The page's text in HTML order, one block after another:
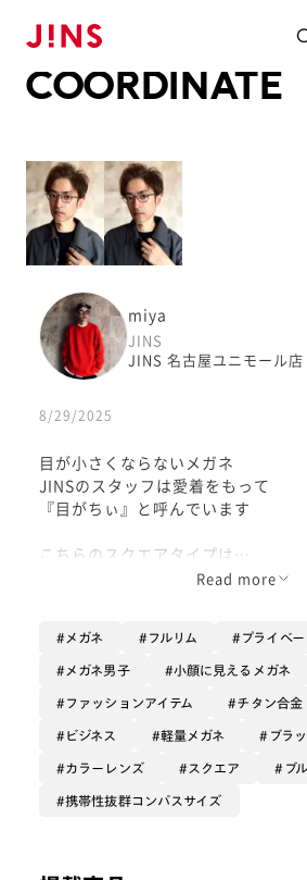
COORDINATE
miya
JINS
JINS 名古屋ユニモール店
8/29/2025
目が小さくならないメガネ
JINSのスタッフは愛着をもって
『目がちぃ』と呼んでいます
こちらのスクエアタイプは
軽くて丈夫なTitan素材を使用し
大人の落ち着いた雰囲気を演出して
フォーマルな場でも使いやすいワン
『大人の目がちぃ』です
Read more
メガネ フルリム プライベー
メガネ男子 小顔に見えるメガネ
ファッションアイテム チタン合金
ビジネス 軽量メガネ ブラ
カラーレンズ スクエア ブ
携帯性抜群コンパスサイズ